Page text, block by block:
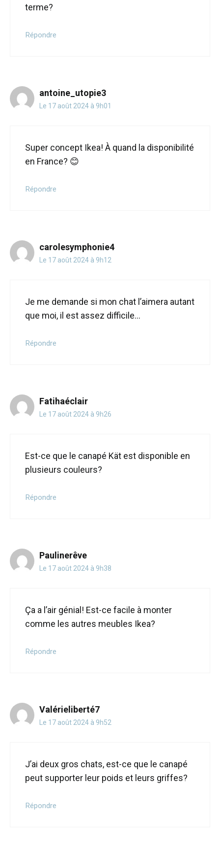
terme?
Répondre
antoine_utopie3
Le 17 août 2024 à 9h01
Super concept Ikea! À quand la disponibilité
en France? 😊
Répondre
carolesymphonie4
Le 17 août 2024 à 9h12
Je me demande si mon chat l’aimera autant
que moi, il est assez difficile…
Répondre
Fatihaéclair
Le 17 août 2024 à 9h26
Est-ce que le canapé Kät est disponible en
plusieurs couleurs?
Répondre
Paulinerêve
Le 17 août 2024 à 9h38
Ça a l’air génial! Est-ce facile à monter
comme les autres meubles Ikea?
Répondre
Valérieliberté7
Le 17 août 2024 à 9h52
J’ai deux gros chats, est-ce que le canapé
peut supporter leur poids et leurs griffes?
Répondre